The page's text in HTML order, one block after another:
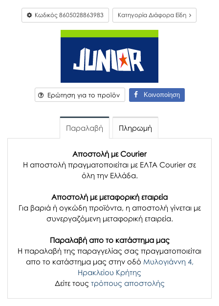
Κωδικός 8605028863983 Κατηγορία Διάφορα Είδη
Ερώτηση για το προϊόν Κοινοποίηση
Παραλαβή Πληρωμή
Αποστολή με Courier
Η αποστολή πραγματοποιείται με ΕΛΤΑ Courier σε
όλη την Ελλάδα.
Αποστολή με μεταφορική εταιρεία
Για βαριά ή ογκώδη προϊόντα, η αποστολή γίνεται με
συνεργαζόμενη μεταφορική εταιρεία.
Παραλαβή απο το κατάστημα μας
H παραλαβή της παραγγελίας σας πραγματοποιείται
απο το κατάστημα μας στην οδό Μυλογιάννη 4,
Ηρακλείου Κρήτης
Δείτε τους τρόπους αποστολής